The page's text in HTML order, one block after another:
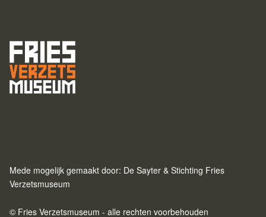
Mede mogelijk gemaakt door: De Sayter & Stichting Fries
Verzetsmuseum
© Fries Verzetsmuseum - alle rechten voorbehouden